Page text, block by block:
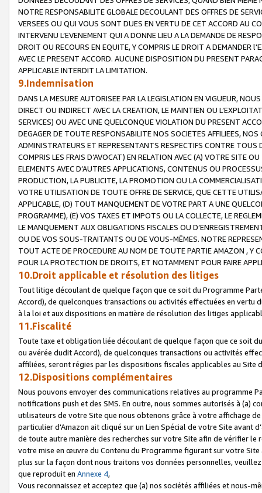
NOTRE RESPONSABILITE GLOBALE DECOULANT DES OFFRES DE
VERSEES OU QUI VOUS SONT DUES EN VERTU DE CET ACCORD AU
INTERVENU L’EVENEMENT QUI A DONNE LIEU A LA DEMANDE DE
DROIT OU RECOURS EN EQUITE, Y COMPRIS LE DROIT A DEMANDER
AVEC LE PRESENT ACCORD. AUCUNE DISPOSITION DU PRESENT
APPLICABLE INTERDIT LA LIMITATION.
9.Indemnisation
DANS LA MESURE AUTORISEE PAR LA LEGISLATION EN VIGUEUR,
DIRECT OU INDIRECT AVEC LA CREATION, LE MAINTIEN OU
SERVICES) OU AVEC UNE QUELCONQUE VIOLATION DU PRESENT
DEGAGER DE TOUTE RESPONSABILITE NOS SOCIETES AFFILIEES,
ADMINISTRATEURS ET REPRESENTANTS RESPECTIFS CONTRE
COMPRIS LES FRAIS D’AVOCAT) EN RELATION AVEC (A) VOTRE SITE
ELEMENTS AVEC D’AUTRES APPLICATIONS, CONTENUS OU
PRODUCTION, LA PUBLICITE, LA PROMOTION OU LA
VOTRE UTILISATION DE TOUTE OFFRE DE SERVICE, QUE CETTE
APPLICABLE, (D) TOUT MANQUEMENT DE VOTRE PART A UNE
PROGRAMME), (E) VOS TAXES ET IMPOTS OU LA COLLECTE, LE
LE MANQUEMENT AUX OBLIGATIONS FISCALES OU
OU DE VOS SOUS-TRAITANTS OU DE VOUS-MÊMES. NOTRE
TOUT ACTE DE PROCEDURE AU NOM DE TOUTE PARTIE AMAZON , Y
POUR LA PROTECTION DE DROITS, ET NOTAMMENT POUR FAIRE
10.Droit applicable et résolution des litiges
Tout litige découlant de quelque façon que ce soit du Programme
Accord), de quelconques transactions ou activités effectuées en vertu
à la loi et aux dispositions en matière de résolution des litiges
11.Fiscalité
Toute taxe et obligation liée découlant de quelque façon que ce soit
ou avérée dudit Accord), de quelconques transactions ou activités
affiliées, seront régies par les dispositions fiscales applicables au Site
12.Dispositions complémentaires
Nous pouvons envoyer des communications relatives au programme
notifications push et des SMS. En outre, nous sommes autorisés à
utilisateurs de votre Site que nous obtenons grâce à votre affichage
particulier d'Amazon ait cliqué sur un Lien Spécial de votre Site avant
de toute autre manière des recherches sur votre Site afin de vérifier
votre mise en œuvre du Contenu du Programme figurant sur votre
plus sur la façon dont nous traitons vos données personnelles,
que reproduit en Annexe 4,
Vous reconnaissez et acceptez que (a) nos sociétés affiliées et nous-